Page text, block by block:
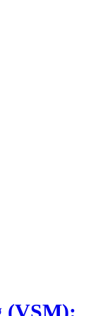
(VSM):